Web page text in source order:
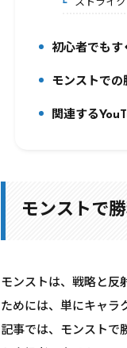
7-1.ストライ
初心者でもす
モンストでの
10.
関連する
モンストで
モンストは、戦略と反
ためには、単にキャラ
記事では、モンストで